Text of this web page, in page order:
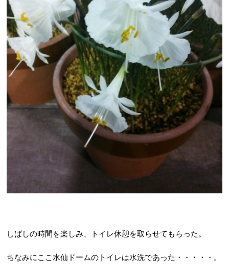
しばしの時間を楽しみ、トイレ休憩を取らせてもらった。
ちなみにここ水仙ドームのトイレは水洗であった・・・・・。